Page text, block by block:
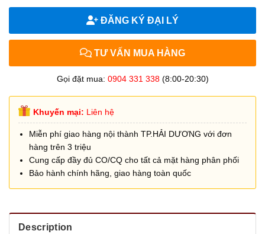
ĐĂNG KÝ ĐẠI LÝ
TƯ VẤN MUA HÀNG
Gọi đặt mua: 0904 331 338(8:00-20:30)
Khuyến mại: Liên hệ
Miễn phí giao hàng nội thành TP.HẢI DƯƠNG với đơn
hàng trên 3 triệu
Cung cấp đầy đủ CO/CQ cho tất cả mặt hàng phân phối
Bảo hành chính hãng, giao hàng toàn quốc
Description